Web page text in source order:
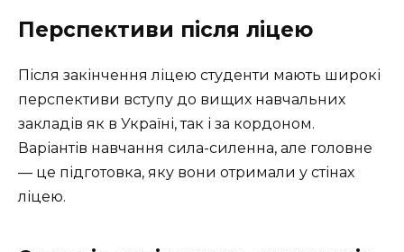
Перспективи після ліцею
Після закінчення ліцею студенти мають широкі
перспективи вступу до вищих навчальних
закладів як в Україні, так і за кордоном.
Варіантів навчання сила-силенна, але головне
— це підготовка, яку вони отримали у стінах
ліцею.